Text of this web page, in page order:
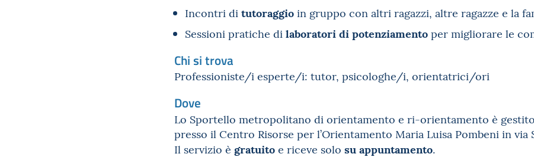
Incontri di tutoraggio in gruppo con altri ragazzi, altre ragazze e la
Sessioni pratiche di laboratori di potenziamento per migliorare le
Chi si trova
Professioniste/i esperte/i: tutor, psicologhe/i, orientatrici/ori
Dove
Lo Sportello metropolitano di orientamento e ri-orientamento è
presso il Centro Risorse per l’Orientamento Maria Luisa Pombeni in via
Il servizio è gratuito e riceve solo su appuntamento.